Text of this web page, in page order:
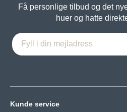
Få personlige tilbud og det
huer og hatte
Kunde service